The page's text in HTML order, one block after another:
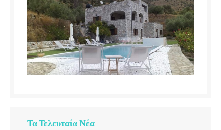
Τα Τελευταία Νέα